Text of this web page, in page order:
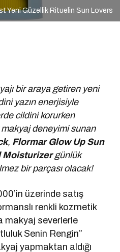
Yeni Güzellik Rituelin Sun Lovers
bir araya getiren yeni
yazın enerjisiyle
cildini korurken
deneyimi sunan
, Flormar Glow Up Sun
Moisturizergünlük
bir parçası olacak!
üzerinde satış
renkli kozmetik
makyaj severlerle
Senin Rengin”
yapmaktan aldığı